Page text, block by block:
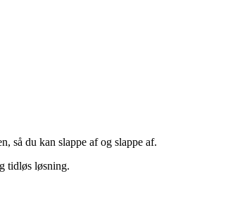
så du kan slappe af og slappe af.
tidløs løsning.